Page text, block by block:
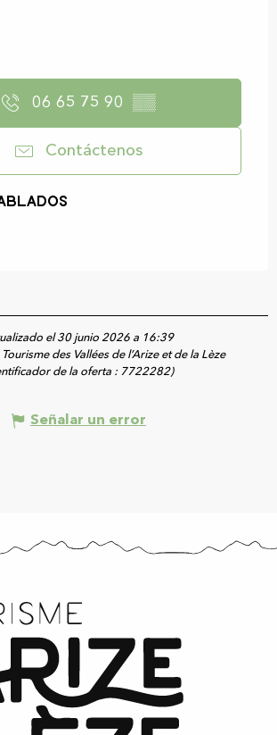
06 65 75 90 ▒▒
Contáctenos
el 30 junio 2026 a 16:39
des Vallées de l’Arize et de la Lèze
de la oferta : 7722282)
Señalar un error